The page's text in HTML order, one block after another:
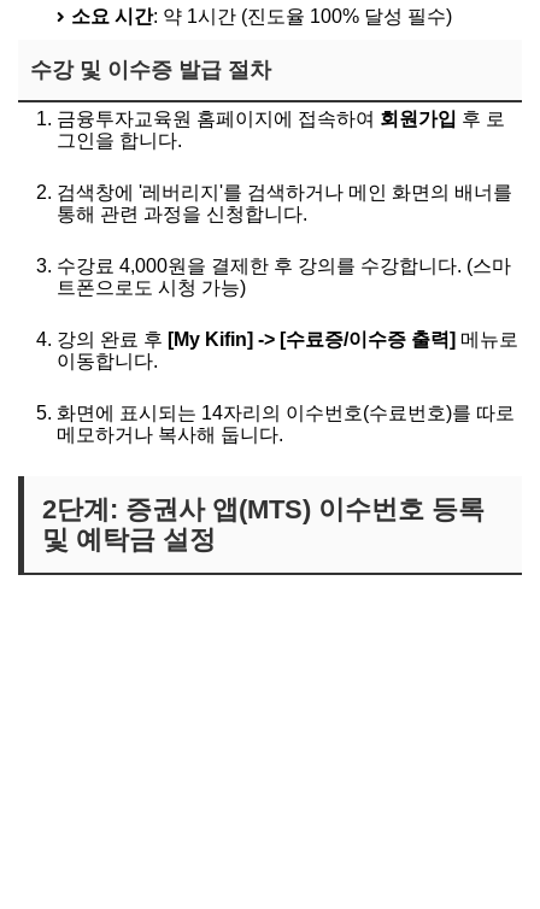
소요 시간: 약 1시간 (진도율 100% 달성 필수)
수강 및 이수증 발급 절차
금융투자교육원 홈페이지에 접속하여 회원가입 후 로
그인을 합니다.
검색창에 '레버리지'를 검색하거나 메인 화면의 배너를
통해 관련 과정을 신청합니다.
수강료 4,000원을 결제한 후 강의를 수강합니다. (스마
트폰으로도 시청 가능)
강의 완료 후 [My Kifin] -> [수료증/이수증 출력] 메뉴로
이동합니다.
화면에 표시되는 14자리의 이수번호(수료번호)를 따로
메모하거나 복사해 둡니다.
2단계: 증권사 앱(MTS) 이수번호 등록
및 예탁금 설정